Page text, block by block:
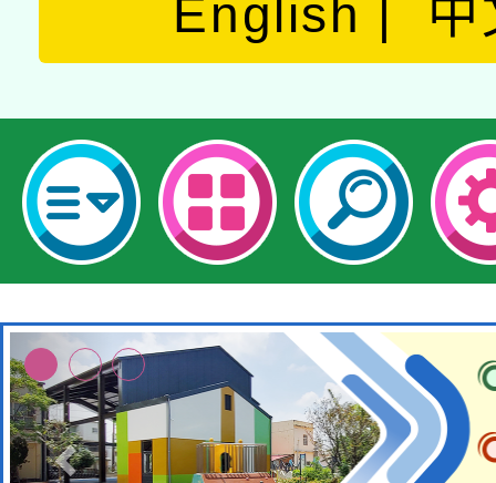
English 中